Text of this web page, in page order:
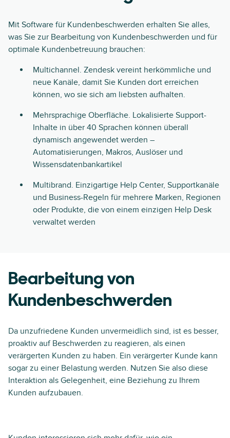
Mit Software für Kundenbeschwerden erhalten Sie alles,
was Sie zur Bearbeitung von Kundenbeschwerden und für
optimale Kundenbetreuung brauchen:
Multichannel. Zendesk vereint herkömmliche und
neue Kanäle, damit Sie Kunden dort erreichen
können, wo sie sich am liebsten aufhalten.
Mehrsprachige Oberfläche. Lokalisierte Support-
Inhalte in über 40 Sprachen können überall
dynamisch angewendet werden –
Automatisierungen, Makros, Auslöser und
Wissensdatenbankartikel
Multibrand. Einzigartige Help Center, Supportkanäle
und Business-Regeln für mehrere Marken, Regionen
oder Produkte, die von einem einzigen Help Desk
verwaltet werden
Bearbeitung von
Kundenbeschwerden
Da unzufriedene Kunden unvermeidlich sind, ist es besser,
proaktiv auf Beschwerden zu reagieren, als einen
verärgerten Kunden zu haben. Ein verärgerter Kunde kann
sogar zu einer Belastung werden. Nutzen Sie also diese
Interaktion als Gelegenheit, eine Beziehung zu Ihrem
Kunden aufzubauen.